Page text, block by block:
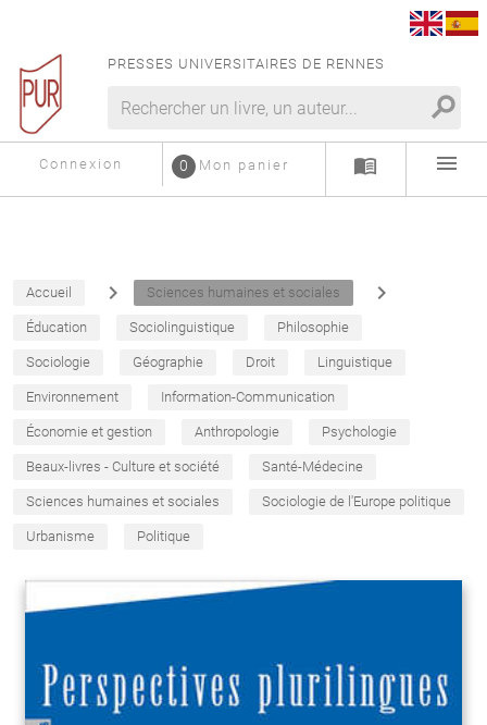
PRESSES UNIVERSITAIRES DE RENNES
search
Connexion Mon panier
0 menu_book menu
Accueil navigate_next Sciences humaines et sociales navigate_next
Éducation Sociolinguistique Philosophie
Sociologie Géographie Droit Linguistique
Environnement Information-Communication
Économie et gestion Anthropologie Psychologie
Beaux-livres - Culture et société Santé-Médecine
Sciences humaines et sociales Sociologie de l'Europe politique
Urbanisme Politique